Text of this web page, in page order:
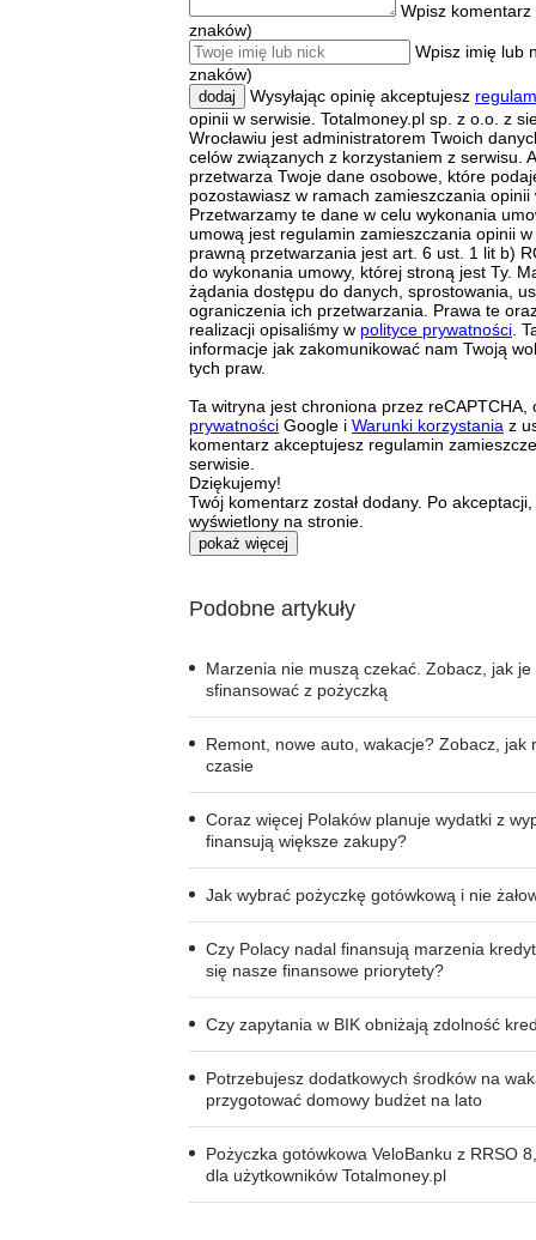
Wpisz
znaków)
Wpisz imię lub
znaków)
dodaj Wysyłając opinię akceptujesz
opinii w serwisie. Totalmoney.pl sp. z o.o. z
Wrocławiu jest administratorem Twoich
celów związanych z korzystaniem z serwisu.
przetwarza Twoje dane osobowe, które
pozostawiasz w ramach zamieszczania opinii
Przetwarzamy te dane w celu wykonania
umową jest regulamin zamieszczania opinii
prawną przetwarzania jest art. 6 ust. 1 lit b)
do wykonania umowy, której stroną jest Ty.
żądania dostępu do danych, sprostowania,
ograniczenia ich przetwarzania. Prawa te
realizacji opisaliśmy w polityce prywatności .
informacje jak zakomunikować nam Twoją
tych praw.
Ta witryna jest chroniona przez
prywatności Google i Warunki korzystania z
komentarz akceptujesz regulamin
serwisie.
Dziękujemy!
Twój komentarz został dodany. Po
wyświetlony na stronie.
pokaż więcej
Podobne artykuły
Marzenia nie muszą czekać. Zobacz, jak
sfinansować z pożyczką
Remont, nowe auto, wakacje? Zobacz, jak
czasie
Coraz więcej Polaków planuje wydatki z
finansują większe zakupy?
Jak wybrać pożyczkę gotówkową i nie
Czy Polacy nadal finansują marzenia
się nasze finansowe priorytety?
Czy zapytania w BIK obniżają zdolność
Potrzebujesz dodatkowych środków na
przygotować domowy budżet na lato
Pożyczka gotówkowa VeloBanku z RRSO
dla użytkowników Totalmoney.pl